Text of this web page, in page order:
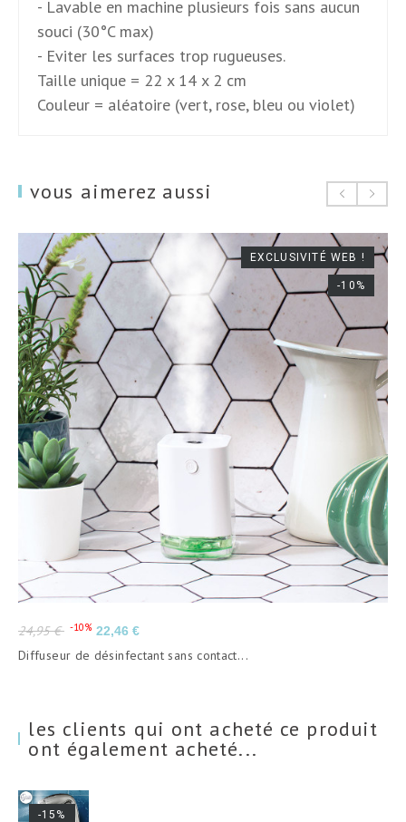
- Lavable en machine plusieurs fois sans aucun
souci (30°C max)
- Eviter les surfaces trop rugueuses.
Taille unique = 22 x 14 x 2 cm
Couleur = aléatoire (vert, rose, bleu ou violet)
vous aimerez aussi
EXCLUSIVITÉ WEB !
-10%
Prix
de
base
24,95 € -10% Prix
22,46 €
Diffuseur de désinfectant sans contact...
les clients qui ont acheté ce produit
ont également acheté...
-15%